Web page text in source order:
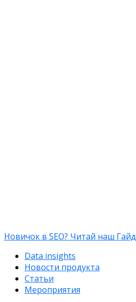
Новичок в SEO? Читай наш Гайд
Data insights
Новости продукта
Статьи
Мероприятия